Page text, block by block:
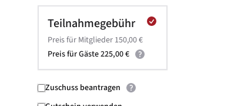
Teilnahmegebühr
Preis für Mitglieder 150,00 €
Preis für Gäste 225,00 €
Zuschuss beantragen